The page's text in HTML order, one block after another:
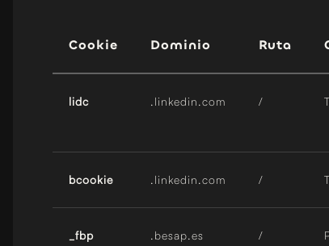
Cookie Dominio Ruta
lidc .linkedin.com /
bcookie .linkedin.com /
_fbp .besap.es /